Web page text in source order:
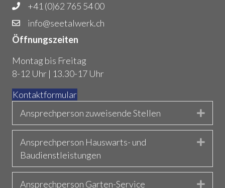
+41 (0)62 765 54 00
info@seetalwerk.ch
Öffnungszeiten
Montag bis Freitag
8-12 Uhr | 13.30-17 Uhr
Kontaktformular
Ansprechperson zuweisende Stellen
Ansprechperson Hauswarts- und
Baudienstleistungen
Ansprechperson Garten-Service